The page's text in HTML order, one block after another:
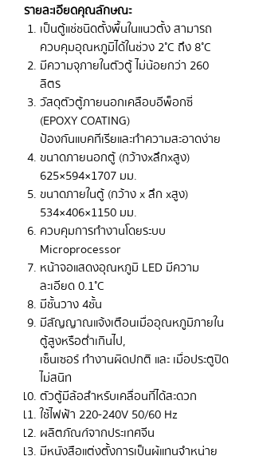
รายละเอียดคุณลักษณะ
เป็นตู้แช่ชนิดตั้งพื้นในแนวตั้ง สามารถ
ควบคุมอุณหภูมิได้ในช่วง 2˚C ถึง 8˚C
มีความจุภายในตัวตู้ ไม่น้อยกว่า 260
ลิตร
วัสดุตัวตู้ภายนอกเคลือบอีพ็อกซี่
(EPOXY COATING)
ป้องกันแบคทีเรียและทำความสะอาดง่าย
ขนาดภายนอกตู้ (กว้างxลึกxสูง)
625×594×1707 มม.
ขนาดภายในตู้ (กว้าง x ลึก xสูง)
534×406×1150 มม.
ควบคุมการทำงานโดยระบบ
Microprocessor
หน้าจอแสดงอุณหภูมิ LED มีความ
ละเอียด 0.1˚C
มีชั้นวาง 4 ชั้น
มีสัญญาณแจ้งเตือนเมื่ออุณหภูมิภายใน
ตู้สูงหรือต่ำเกินไป,
เซ็นเซอร์ ทำงานผิดปกติ และ เมื่อประตูปิด
ไม่สนิท
ตัวตู้มีล้อสำหรับเคลื่อนที่ได้สะดวก
ใช้ไฟฟ้า 220-240V 50/60 Hz
ผลิตภัณฑ์จากประเทศจีน
มีหนังสือแต่งตั้งการเป็นผู้แทนจำหน่าย